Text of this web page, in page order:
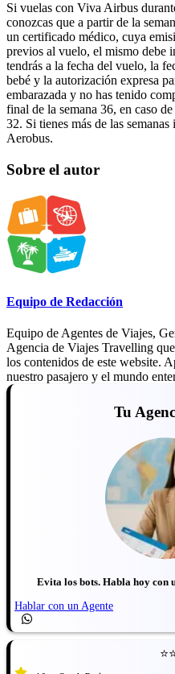
Si vuelas con Viva Airbus
conozcas que a partir de la
un certificado médico, cuya
previos al vuelo, el mismo debe
tendrás a la fecha del vuelo, la
bebé y la autorización expresa
embarazada y no has tenido
final de la semana 36, en caso
32. Si tienes más de las
Aerobus.
Sobre el autor
Equipo de Redacción
Equipo de Agentes de Viajes,
Agencia de Viajes Travelling
los contenidos de este website.
nuestro pasajero y el mundo
Tu
Evita los bots. Habla hoy con
Hablar con un Agente